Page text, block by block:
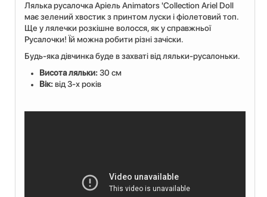
Лялька русалочка Аріель Animators 'Collection Ariel Doll
має зелений хвостик з принтом луски і фіолетовий топ.
Ще у лялечки розкішне волосся, як у справжньої
Русалочки! Їй можна робити різні зачіски.
Будь-яка дівчинка буде в захваті від ляльки-русалоньки.
Висота ляльки:30 см
Вік:від 3-х років